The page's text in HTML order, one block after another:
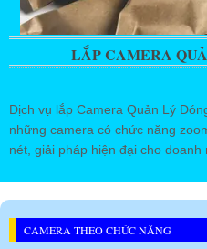
LẮP CAMERA
Dịch vụ lắp Camera Quản Lý
những camera có chức năng
nét, giải pháp hiện đại cho doanh
CAMERA THEO CHỨC NĂNG